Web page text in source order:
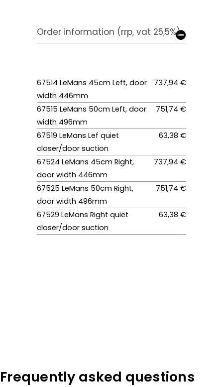
Order information (rrp, vat 25,5%)
67514 LeMans 45cm Left, door
width 446mm
737,94 €
67515 LeMans 50cm Left, door
width 496mm
751,74 €
67519 LeMans Lef quiet
closer/door suction
63,38 €
67524 LeMans 45cm Right,
door width 446mm
737,94 €
67525 LeMans 50cm Right,
door width 496mm
751,74 €
67529 LeMans Right quiet
closer/door suction
63,38 €
Frequently asked questions